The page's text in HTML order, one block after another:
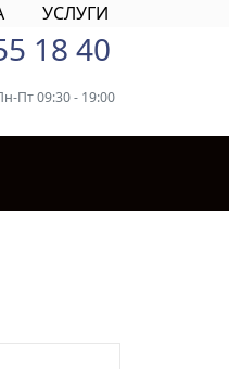
УСЛУГИ
18 40
Пт 09:30 - 19:00